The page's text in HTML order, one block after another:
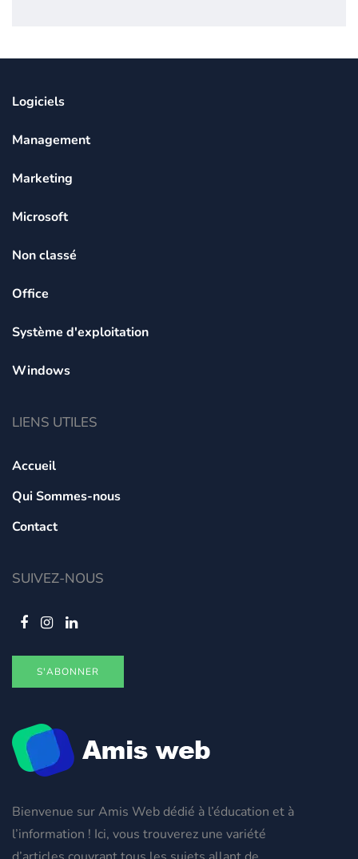
Bienvenue sur Amis Web dédié à l’éducation et à
l’information ! Ici, vous trouverez une variété
Logiciels
Management
Marketing
Microsoft
Non classé
Office
Système d'exploitation
Windows
LIENS UTILES
Accueil
Qui Sommes-nous
Contact
SUIVEZ-NOUS
S'ABONNER